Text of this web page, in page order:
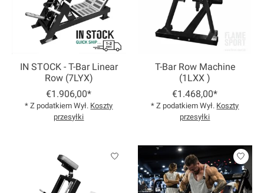
IN STOCK - T-Bar Linear
Row (7LYX)
€1.906,00*
* Z podatkiem Wył. Koszty
przesyłki
T-Bar Row Machine
(1LXX )
€1.468,00*
* Z podatkiem Wył. Koszty
przesyłki